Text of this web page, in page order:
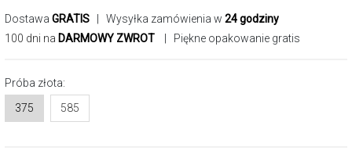
Dostawa GRATIS | Wysyłka zamówienia w 24 godziny
100 dni na DARMOWY ZWROT | Piękne opakowanie gratis
Próba złota:
375
585